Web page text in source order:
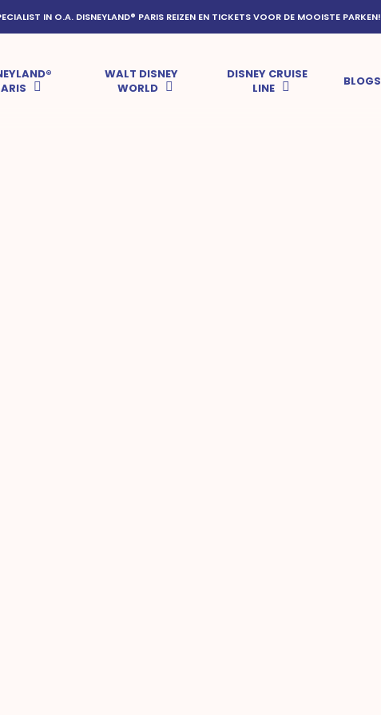
IN O.A. DISNEYLAND® PARIS REIZEN EN TICKETS VOOR DE MOOISTE PARKEN!
WALT DISNEY
WORLD
DISNEY CRUISE
LINE
BLOGS